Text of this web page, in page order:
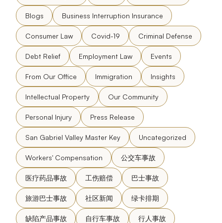
Blogs Business Interruption Insurance
Consumer Law Covid-19 Criminal Defense
Debt Relief Employment Law Events
From Our Office Immigration Insights
Intellectual Property Our Community
Personal Injury Press Release
San Gabriel Valley Master Key Uncategorized
Workers' Compensation 公交车事故
医疗药品事故 工伤赔偿 巴士事故
旅游巴士事故 社区新闻 绿卡排期
缺陷产品事故 自行车事故 行人事故